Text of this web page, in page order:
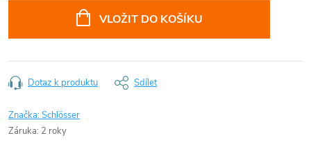
VLOŽIT DO KOŠÍKU
Dotaz k produktu Sdílet
Značka:Schlösser
Záruka: 2 roky